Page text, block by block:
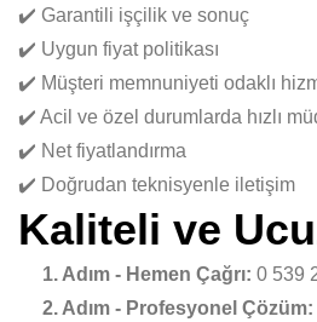
✔️ Garantili işçilik ve sonuç
✔️ Uygun fiyat politikası
✔️ Müşteri memnuniyeti odaklı
✔️ Acil ve özel durumlarda hızlı
✔️ Net fiyatlandırma
✔️ Doğrudan teknisyenle iletişim
Kaliteli ve
1. Adım - Hemen Çağrı: 0 539
2. Adım - Profesyonel Çözüm: